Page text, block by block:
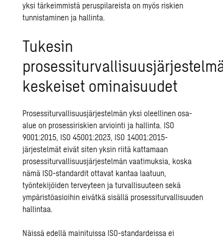
yksi tärkeimmistä peruspilareista on myös riskien
tunnistaminen ja hallinta.
Tukesin
keskeiset ominaisuudet
Prosessiturvallisuusjärjestelmän yksi oleellinen osa-
alue on prosessiriskien arviointi ja hallinta. ISO
9001:2015, ISO 45001:2023, ISO 14001:2015-
järjestelmät eivät siten yksin riitä kattamaan
prosessiturvallisuusjärjestelmän vaatimuksia, koska
nämä ISO-standardit ottavat kantaa laatuun,
työntekijöiden terveyteen ja turvallisuuteen sekä
ympäristöasioihin eivätkä sisällä prosessiturvallisuuden
hallintaa.
Näissä edellä mainituissa ISO-standardeissa ei